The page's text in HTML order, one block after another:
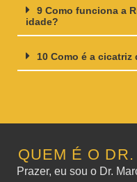
9 Como funciona a
idade?
10 Como é a
QUEM É O
Prazer, eu sou o Dr.